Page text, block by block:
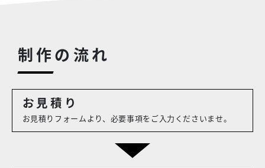
制作の流れ
お見積り
お見積りフォームより、必要事項をご入力くださいませ。